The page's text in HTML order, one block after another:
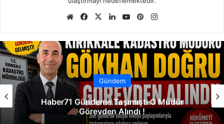
We
sit
esi
Fa
bo
ok
X
Lin
dIn
Yo
ub
e
Pin
est ra
m
Gündem
Haber71 Gündeme Taşımıştı O Müdür
Görevden Alındı !